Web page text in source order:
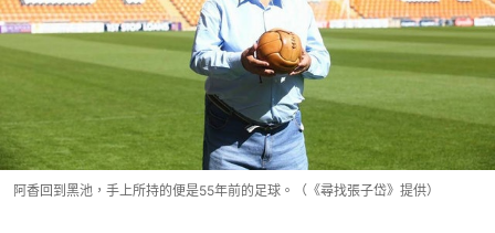
阿香回到黑池，手上所持的便是55年前的足球。（《尋找張子岱》提供）